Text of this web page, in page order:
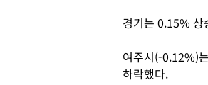
경기는 0.15% 상
여주시(-0.12%)
하락했다.